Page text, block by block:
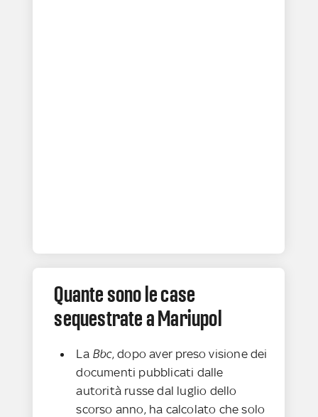
Quante sono le case
sequestrate a Mariupol
La Bbc, dopo aver preso visione dei
documenti pubblicati dalle
autorità russe dal luglio dello
scorso anno, ha calcolato che solo